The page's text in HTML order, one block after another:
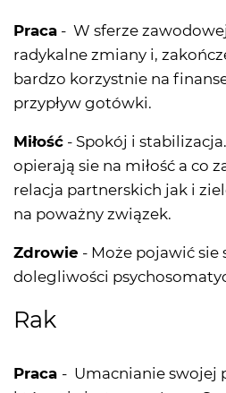
Praca - W sferze
radykalne zmiany i,
bardzo korzystnie na
przypływ gotówki.
Miłość - Spokój i
opierają sie na miłość a co
relacja partnerskich jak i
na poważny związek.
Zdrowie - Może pojawić sie
dolegliwości
Rak
Praca - Umacnianie swojej